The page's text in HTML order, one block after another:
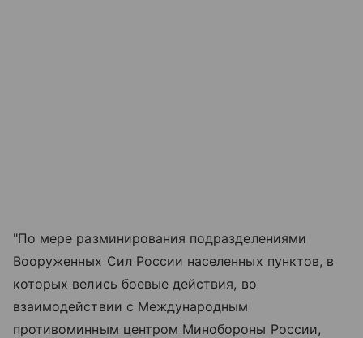
"По мере разминирования подразделениями
Вооруженных Сил России населенных пунктов, в
которых велись боевые действия, во
взаимодействии с Международным
противоминным центром Минобороны России,